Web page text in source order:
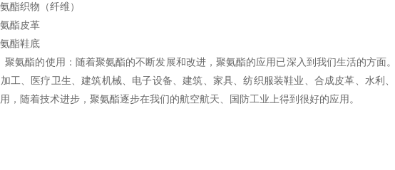
酯织物（纤维）
酯皮革
酯鞋底
聚氨酯的使用：随着聚氨酯的不断发展和改进，聚氨酯的应用已深入到我们生活的方面
工、医疗卫生、建筑机械、电子设备、建筑、家具、纺织服装鞋业、合成皮革、水利
，随着技术进步，聚氨酯逐步在我们的航空航天、国防工业上得到很好的应用。